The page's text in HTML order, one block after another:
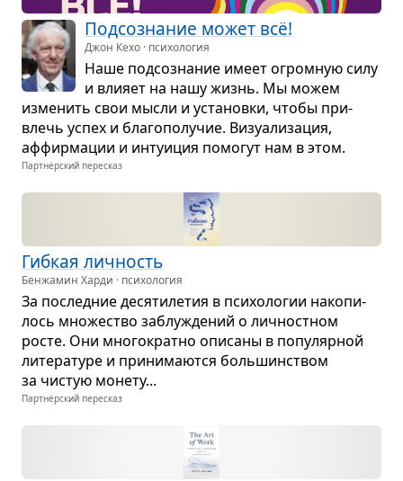
Под­со­зна­ние может всё!
Джон Кехо · психология
Наше под­со­зна­ние имеет огром­ную силу
и вли­яет на нашу жизнь. Мы можем
изме­нить свои мысли и уста­новки, чтобы при­
влечь успех и бла­го­по­лу­чие. Визу­а­ли­за­ция,
аффир­ма­ции и инту­и­ция помо­гут нам в этом.
Партнёрский пересказ
Гиб­кая лич­ность
Бенжамин Харди · психология
За послед­ние деся­ти­ле­тия в пси­хо­ло­гии нако­пи­
лось мно­же­ство заблу­жде­ний о лич­ност­ном
росте. Они мно­го­кратно опи­саны в попу­ляр­ной
лите­ра­туре и при­ни­ма­ются боль­шин­ством
за чистую монету...
Партнёрский пересказ